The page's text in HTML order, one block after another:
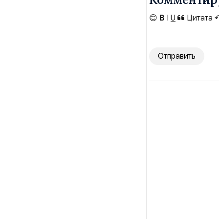
😊 B I U Цитата
Отправить